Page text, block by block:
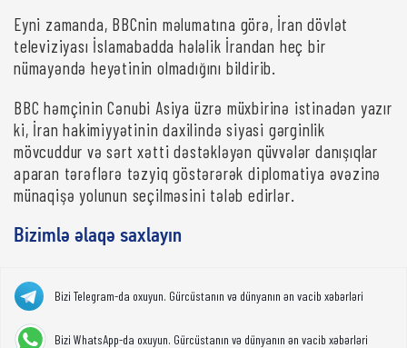
Eyni zamanda, BBCnin məlumatına görə, İran dövlət
televiziyası İslamabadda hələlik İrandan heç bir
nümayəndə heyətinin olmadığını bildirib.
BBC həmçinin Cənubi Asiya üzrə müxbirinə istinadən yazır
ki, İran hakimiyyətinin daxilində siyasi gərginlik
mövcuddur və sərt xətti dəstəkləyən qüvvələr danışıqlar
aparan tərəflərə təzyiq göstərərək diplomatiya əvəzinə
münaqişə yolunun seçilməsini tələb edirlər.
Bizimlə əlaqə saxlayın
Bizi Telegram-da oxuyun. Gürcüstanın və dünyanın ən vacib xəbərləri
Bizi WhatsApp-da oxuyun. Gürcüstanın və dünyanın ən vacib xəbərləri